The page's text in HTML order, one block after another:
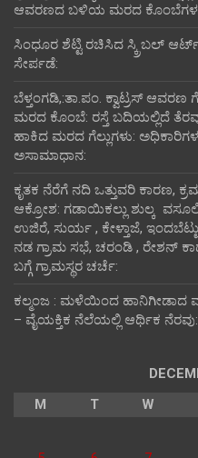
ಆವರಣದ ಬಳಿಯ ಮರದ ಕೊಂಬೆಗಳ
ಸಿಂಧೂರ ಶೆಟ್ಟಿ ರಚಿಸಿದ ಸ್ಕ್ರಿಬಲ್
ಸೇರ್ಪಡೆ:
ಬೆಳ್ತಂಗಡಿ,:ತಾ.ಪಂ‌. ಕ್ವಾಟ್ರಸ್
ಮರದ ಕೊಂಬೆ: ರಸ್ತೆ ಬದಿಯಲ್ಲಿದೆ
ಹಾಕಿದ ಮರದ ಗೆಲ್ಲುಗಳು: ಅಧಿಕಾರಿಗಳ
ಅಸಾಮಾಧಾನ:
ಕೃತಕ ನೆರೆಗೆ ನದಿ ಒತ್ತುವರಿ ಕಾರಣ,
ಆಕ್ರೋಶ: ಗಡಾಯಿಕಲ್ಲು ಶುಲ್ಕ
ಉಜಿರೆ, ಸುರ್ಯ , ಕೇಳ್ತಾಜೆ,
ನಡ ಗ್ರಾಮ ಸಭೆ, ಚರಂಡಿ , ರೇಶನ್
ಬಗ್ಗೆ ಗ್ರಾಮಸ್ಥರ ಚರ್ಚೆ:
ಕಲ್ಮಂಜ : ಮಳೆಯಿಂದ ಹಾನಿಗೀಡಾದ
– ವೈಯಕ್ತಿಕ ನೆಲೆಯಲ್ಲಿ ಆರ್ಥಿಕ‌
M
T W